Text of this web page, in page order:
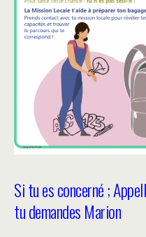
Si tu es concerné ;
tu demandes Marion